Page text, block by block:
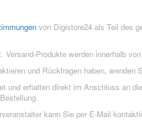
von Digistore24 als Teil des
Produkte werden innerhalb
und Rückfragen haben, wenden
und erhalten direkt im Anschluss an
kann Sie per E-Mail